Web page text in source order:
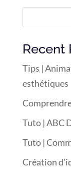
Recent
Tips |
esthétiques
Tuto | ABC
Tuto |
Création